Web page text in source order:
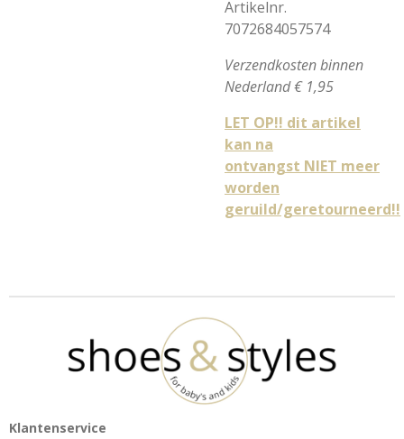
Artikelnr.
7072684057574
Verzendkosten binnen
Nederland € 1,95
LET OP!! dit artikel
kan na
ontvangst NIET meer
worden
geruild/geretourneerd!!
Klantenservice